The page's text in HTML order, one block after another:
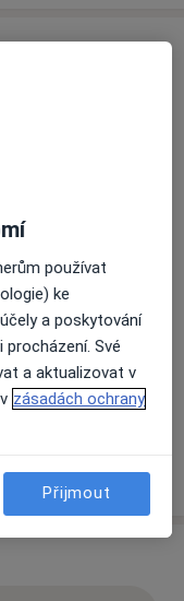
aktivní
na pojišťovnu
používat
ke
a poskytování
Své
a aktualizovat v
zásadách ochrany
Přijmout